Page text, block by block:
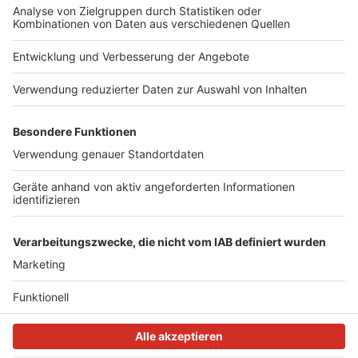
Das Europa-Schützenfest in Dormagen hat jetzt auch
eine eigene Internetseite bekommen. Den Link dazu
findet ihrhier. Hier findet ihr weitere Infos und ein
Kontaktformular für Fragen und Anregungen.
Anzeige
Anzeige